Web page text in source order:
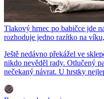
Tlakový hrnec po babičce jde
rozhoduje jedno razítko na
Ještě nedávno překážel ve
nikdo nevěděl rady. Otlučený
nečekaný návrat. U hrstky